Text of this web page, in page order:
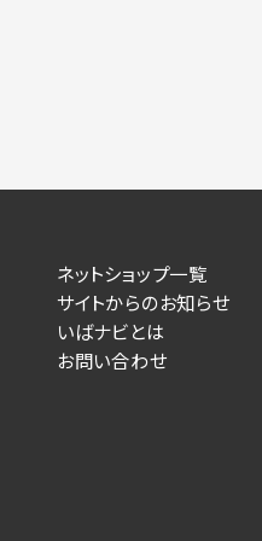
ス、応募理由
面に表示）
）への提供
、およびその履行に伴うお客様
ネットショップ一覧
サイトからのお知らせ
いばナビとは
お問い合わせ